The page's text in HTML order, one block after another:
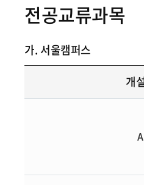
전공교류과목
가. 서울캠퍼스
개